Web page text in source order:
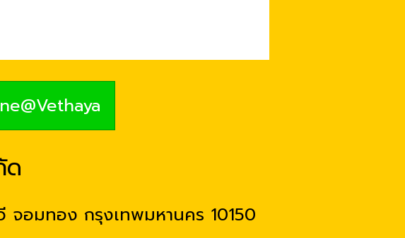
ด
อมทอง กรุงเทพมหานคร 10150